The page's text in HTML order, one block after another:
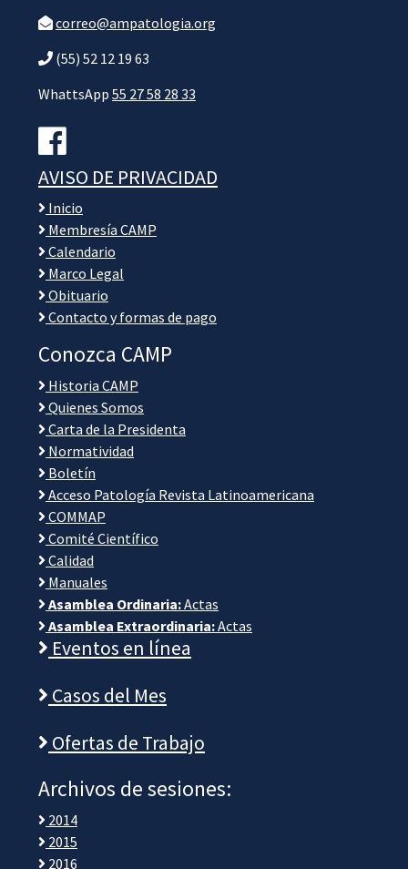
correo@ampatologia.org
(55) 52 12 19 63
WhattsApp 55 27 58 28 33
AVISO DE PRIVACIDAD
Inicio
Membresía CAMP
Calendario
Marco Legal
Obituario
Contacto y formas de pago
Conozca CAMP
Historia CAMP
Quienes Somos
Carta de la Presidenta
Normatividad
Boletín
Acceso Patología Revista Latinoamericana
COMMAP
Comité Científico
Calidad
Manuales
Asamblea Ordinaria:Actas
Asamblea Extraordinaria:Actas
Eventos en línea
Casos del Mes
Ofertas de Trabajo
Archivos de sesiones:
2014
2015
2016